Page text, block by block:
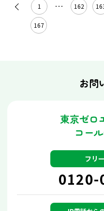
1 ･･･ 162
167
お問
東京ゼロ
コー
フリ
0120-